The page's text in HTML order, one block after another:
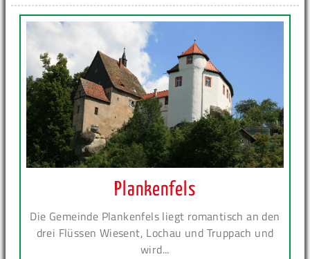
Plankenfels
Die Gemeinde Plankenfels liegt romantisch an den
drei Flüssen Wiesent, Lochau und Truppach und
wird...